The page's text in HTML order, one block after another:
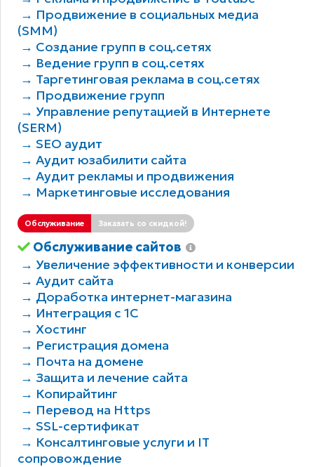
→ Продвижение в социальных медиа
(SMM)
→ Создание групп в соц.сетях
→ Ведение групп в соц.сетях
→ Таргетинговая реклама в соц.сетях
→ Продвижение групп
→ Управление репутацией в Интернете
(SERM)
→ SEO аудит
→ Аудит юзабилити сайта
→ Аудит рекламы и продвижения
→ Маркетинговые исследования
Обслуживание Заказать со скидкой!
Обслуживание сайтов
→ Увеличение эффективности и конверсии
→ Аудит сайта
→ Доработка интернет-магазина
→ Интеграция с 1С
→ Хостинг
→ Регистрация домена
→ Почта на домене
→ Защита и лечение сайта
→ Копирайтинг
→ Перевод на Https
→ SSL-сертификат
→ Консалтинговые услуги и IT
сопровождение